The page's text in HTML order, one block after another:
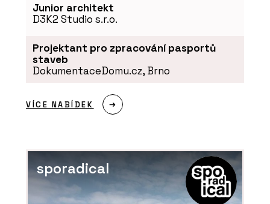
Junior architekt
D3K2 Studio s.r.o.
Projektant pro zpracování pasportů
staveb
DokumentaceDomu.cz, Brno
VÍCE NABÍDEK
sporadical